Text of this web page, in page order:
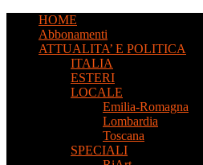
HOME
Abbonamenti
ATTUALITA’ E POLITICA
ITALIA
ESTERI
LOCALE
Emilia-Romagna
Lombardia
Toscana
SPECIALI